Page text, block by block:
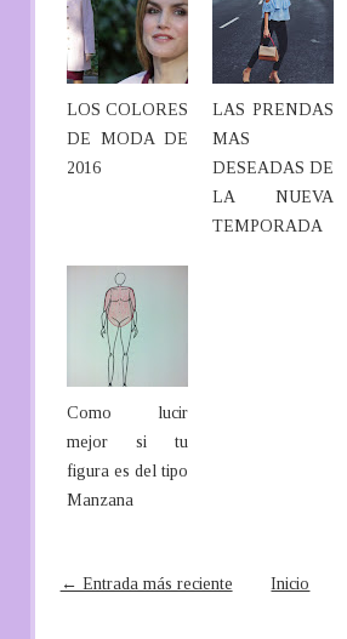
LOS COLORES
DE MODA DE
2016
LAS PRENDAS
MAS
DESEADAS DE
LA NUEVA
TEMPORADA
Como lucir
mejor si tu
figura es del tipo
Manzana
← Entrada más reciente Inicio